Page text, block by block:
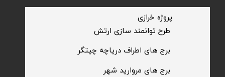
​طرح توانمند سازی ارتش
​پروژه خرازی
​برج های اطراف دریاچه چیتگر
​برج های مروارید شهر